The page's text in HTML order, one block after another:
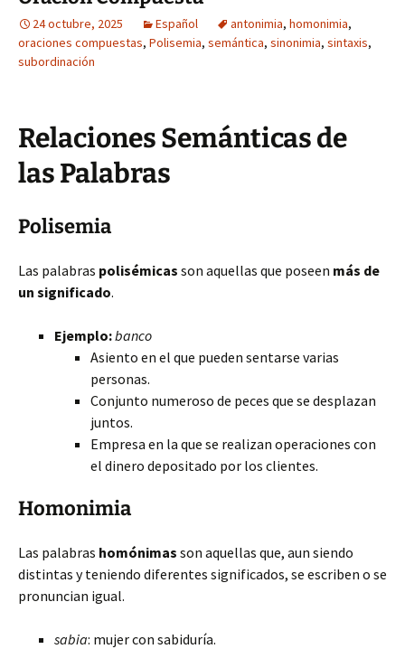
24 octubre, 2025 Español antonimia, homonimia,
oraciones compuestas, Polisemia, semántica, sinonimia, sintaxis,
subordinación
Relaciones Semánticas de
las Palabras
Polisemia
Las palabras polisémicas son aquellas que poseen más de
un significado.
Ejemplo:banco
Asiento en el que pueden sentarse varias
personas.
Conjunto numeroso de peces que se desplazan
juntos.
Empresa en la que se realizan operaciones con
el dinero depositado por los clientes.
Homonimia
Las palabras homónimas son aquellas que, aun siendo
distintas y teniendo diferentes significados, se escriben o se
pronuncian igual.
sabia: mujer con sabiduría.